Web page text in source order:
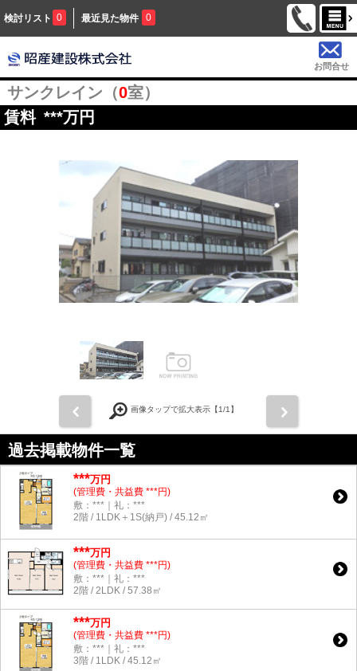
検討リスト 0 最近見た物件 0
お問合せ
サンクレイン（0室）
賃料 ***万円
画像タップで拡大表示【1/1】
過去掲載物件一覧
***万円
(管理費・共益費 ***円)
敷：***｜礼：***
2階 / 1LDK＋1S(納戸) / 45.12㎡
***万円
(管理費・共益費 ***円)
敷：***｜礼：***
2階 / 2LDK / 57.38㎡
***万円
(管理費・共益費 ***円)
敷：***｜礼：***
3階 / 1LDK / 45.12㎡